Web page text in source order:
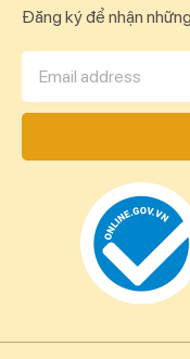
Đăng ký để nhận